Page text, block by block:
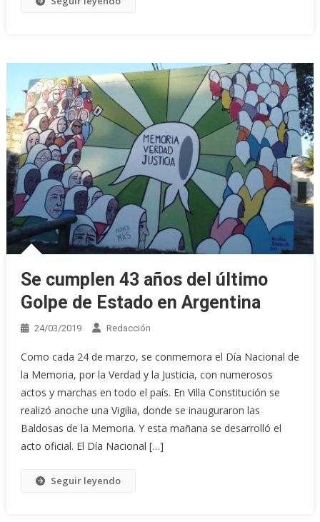
Se cumplen 43 años del último
Golpe de Estado en Argentina
24/03/2019 Redacción
Como cada 24 de marzo, se conmemora el Día Nacional de
la Memoria, por la Verdad y la Justicia, con numerosos
actos y marchas en todo el país. En Villa Constitución se
realizó anoche una Vigilia, donde se inauguraron las
Baldosas de la Memoria. Y esta mañana se desarrolló el
acto oficial. El Día Nacional […]
Seguir leyendo